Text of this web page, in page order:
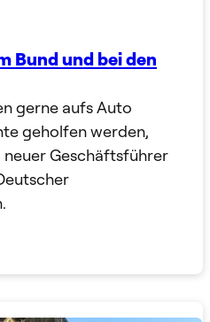
Bund und bei den
gerne aufs Auto
geholfen werden,
neuer Geschäftsführer